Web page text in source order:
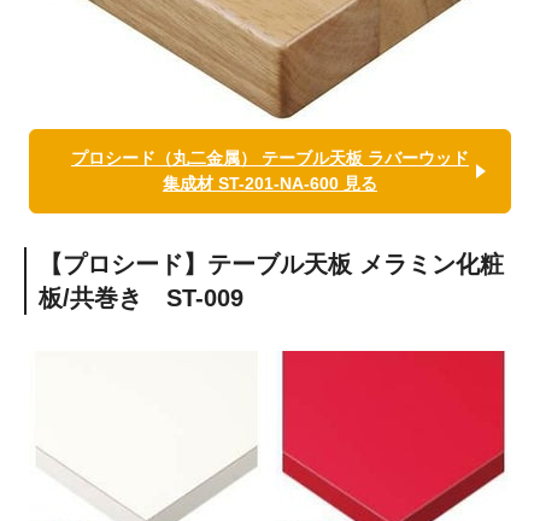
プロシード（丸二金属） テーブル天板 ラバーウッド
集成材 ST-201-NA-600 見る
【プロシード】テーブル天板 メラミン化粧
板/共巻き ST-009